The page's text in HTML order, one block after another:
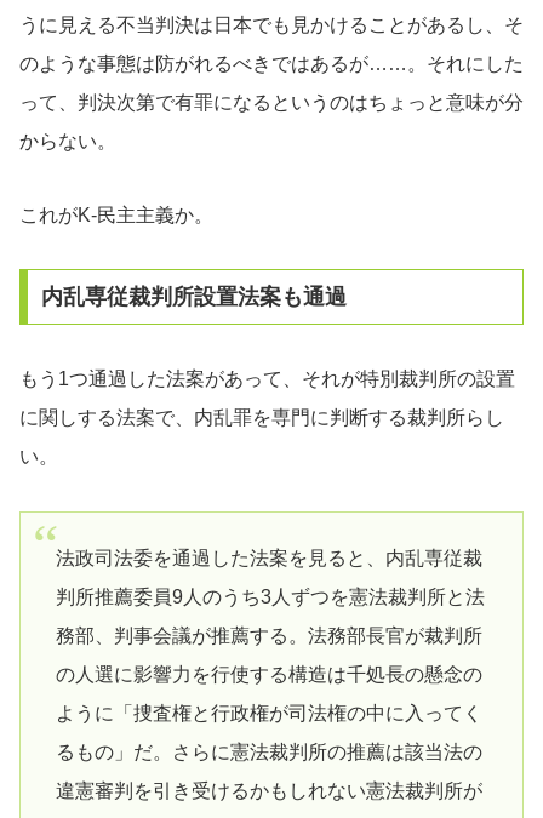
うに見える不当判決は日本でも見かけることがあるし、そ
のような事態は防がれるべきではあるが……。それにした
って、判決次第で有罪になるというのはちょっと意味が分
からない。
これがK-民主主義か。
内乱専従裁判所設置法案も通過
もう1つ通過した法案があって、それが特別裁判所の設置
に関しする法案で、内乱罪を専門に判断する裁判所らし
い。
法政司法委を通過した法案を見ると、内乱専従裁
判所推薦委員9人のうち3人ずつを憲法裁判所と法
務部、判事会議が推薦する。法務部長官が裁判所
の人選に影響力を行使する構造は千処長の懸念の
ように「捜査権と行政権が司法権の中に入ってく
るもの」だ。さらに憲法裁判所の推薦は該当法の
違憲審判を引き受けるかもしれない憲法裁判所が